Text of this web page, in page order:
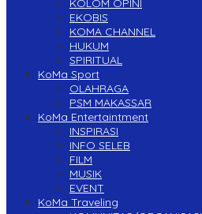
KOLOM OPINI
EKOBIS
KOMA CHANNEL
HUKUM
SPIRITUAL
KoMa Sport
OLAHRAGA
PSM MAKASSAR
KoMa Entertaintment
INSPIRASI
INFO SELEB
FILM
MUSIK
EVENT
KoMa Traveling